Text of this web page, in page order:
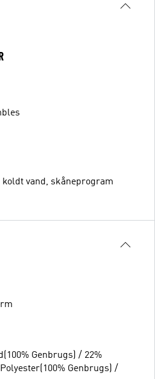
koldt vand, skåneprogram
Genbrugs) / 22%
Genbrugs) /